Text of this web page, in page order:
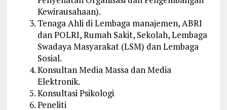
Kewirausahaan).
Tenaga Ahli di Lembaga manajemen, ABRI
dan POLRI, Rumah Sakit, Sekolah, Lembaga
Swadaya Masyarakat (LSM) dan Lembaga
Sosial.
Konsultan Media Massa dan Media
Elektronik.
Konsultasi Psikologi
Peneliti